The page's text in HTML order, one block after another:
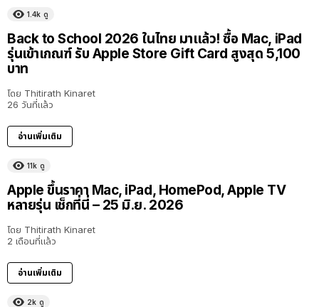
1.4k ดู
Back to School 2026 ในไทย มาแล้ว! ซื้อ Mac, iPad
รุ่นเข้าเกณฑ์ รับ Apple Store Gift Card สูงสุด 5,100
บาท
โดย Thitirath Kinaret
26 วันที่แล้ว
อ่านเพิ่มเติม
11k ดู
Apple ขึ้นราคา Mac, iPad, HomePod, Apple TV
หลายรุ่น เช็กที่นี่ – 25 มิ.ย. 2026
โดย Thitirath Kinaret
2 เดือนที่แล้ว
อ่านเพิ่มเติม
2k ดู